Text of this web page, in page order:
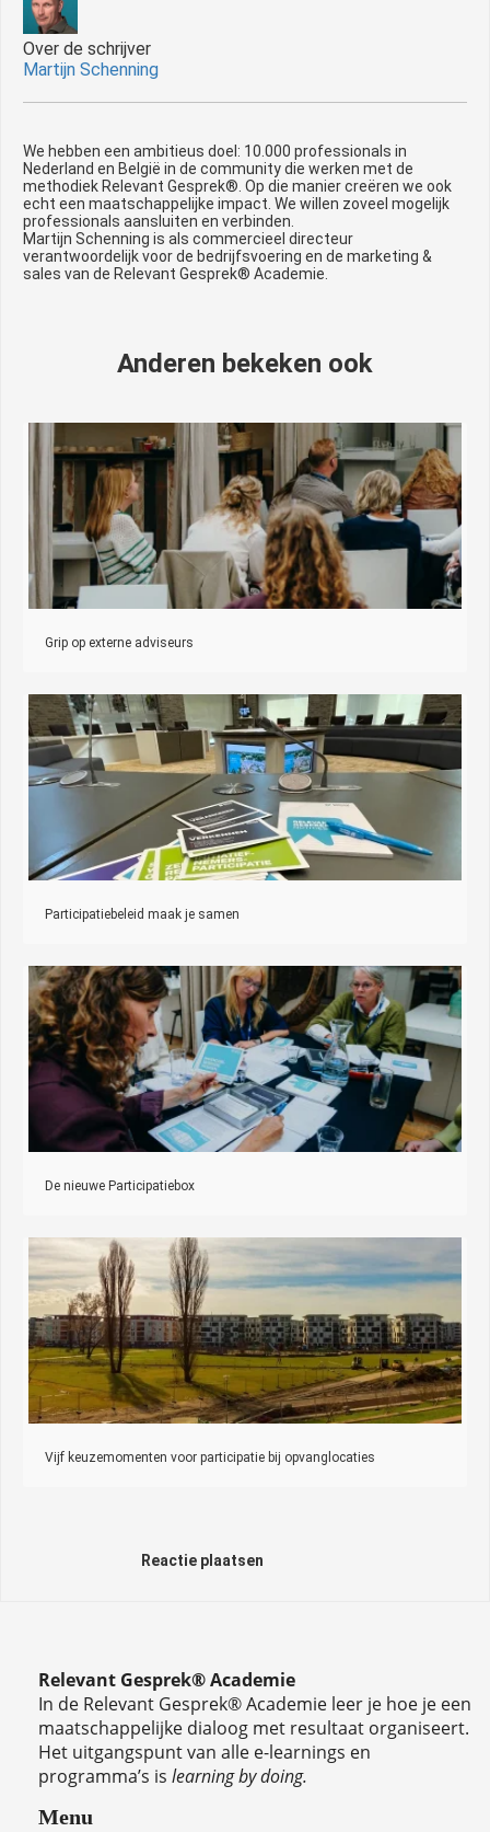
Over de schrijver
Martijn Schenning
We hebben een ambitieus doel: 10.000 professionals in
Nederland en België in de community die werken met de
methodiek Relevant Gesprek®. Op die manier creëren we ook
echt een maatschappelijke impact. We willen zoveel mogelijk
professionals aansluiten en verbinden.
Martijn Schenning is als commercieel directeur
verantwoordelijk voor de bedrijfsvoering en de marketing &
sales van de Relevant Gesprek® Academie.
Anderen bekeken ook
Grip op externe adviseurs
Participatiebeleid maak je samen
De nieuwe Participatiebox
Vijf keuzemomenten voor participatie bij opvanglocaties
Reactie plaatsen
Relevant Gesprek® Academie
In de Relevant Gesprek® Academie leer je hoe je een
maatschappelijke dialoog met resultaat organiseert.
Het uitgangspunt van alle e-learnings en
programma’s is learning by doing.
Menu